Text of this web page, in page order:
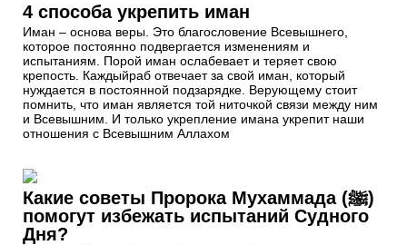
4 способа укрепить иман
Иман – основа веры. Это благословение Всевышнего,
которое постоянно подвергается изменениям и
испытаниям. Порой иман ослабевает и теряет свою
крепость. Каждыйраб отвечает за свой иман, который
нуждается в постоянной подзарядке. Верующему стоит
помнить, что иман является той ниточкой связи между ним
и Всевышним. И только укрепление имана укрепит наши
отношения с Всевышним Аллахом
Какие советы Пророка Мухаммада (ﷺ)
помогут избежать испытаний Судного
Дня?